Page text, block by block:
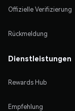
Offizielle Verifizierung
Rückmeldung
Dienstleistungen
Rewards Hub
Empfehlung